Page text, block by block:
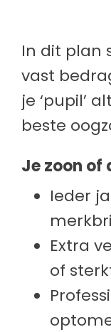
In dit plan
vast
je ‘pupil’
beste
Je zoon of
Ieder
Extra
of